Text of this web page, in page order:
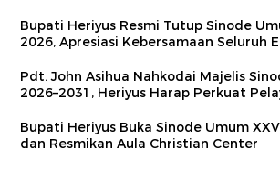
Bupati Heriyus Resmi Tutup Sinode
2026, Apresiasi Kebersamaan Seluruh
Pdt. John Asihua Nahkodai Majelis
2026–2031, Heriyus Harap Perkuat
Bupati Heriyus Buka Sinode Umum
dan Resmikan Aula Christian Center